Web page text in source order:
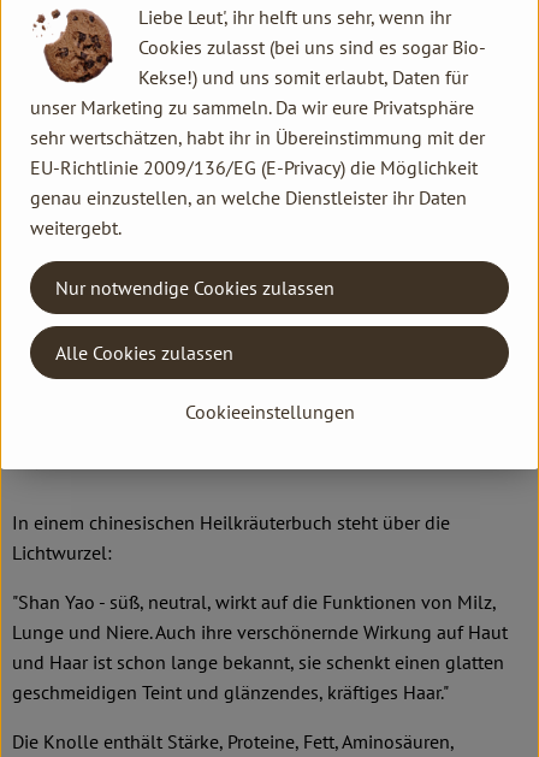
Art, zugerechnet wird und ein an Inhaltsstoffen sehr reiches
Wurzelgemüse ist. Die bis zu einen Meter lang werdende
Wurzel mit brauner Epidermis und feinen Wurzelhaaren ist
immer im Inneren schneeweiß.
Wie verwende ich´s?
In der Küche ist die geschmacksneutrale Lichtwurzel ähnlich
wie anderes Wurzelgemüse zu verwenden. Sie kann als
Rohkost gegessen werden, lässt sich aber auch braten und
kochen, grillen und frittieren. Der beim Schneiden austretende
Schleim ist artspezifisch und verschwindet durch Erhitzen.
Pro Person werden 100 g Lichtwurzel für ein Gemüsegericht
Was ist drin?
In einem chinesischen Heilkräuterbuch steht über die
Lichtwurzel:
"Shan Yao - süß, neutral, wirkt auf die Funktionen von Milz,
Lunge und Niere. Auch ihre verschönernde Wirkung auf Haut
und Haar ist schon lange bekannt, sie schenkt einen glatten
geschmeidigen Teint und glänzendes, kräftiges Haar."
Die Knolle enthält Stärke, Proteine, Fett, Aminosäuren,
Liebe Leut', ihr helft uns sehr, wenn ihr
Cookies zulasst (bei uns sind es sogar Bio-
Kekse!) und uns somit erlaubt, Daten für
unser Marketing zu sammeln. Da wir eure Privatsphäre
sehr wertschätzen, habt ihr in Übereinstimmung mit der
EU-Richtlinie 2009/136/EG (E-Privacy) die Möglichkeit
genau einzustellen, an welche Dienstleister ihr Daten
weitergebt.
Cookieeinstellungen
Nur notwendige Cookies zulassen
Alle Cookies zulassen